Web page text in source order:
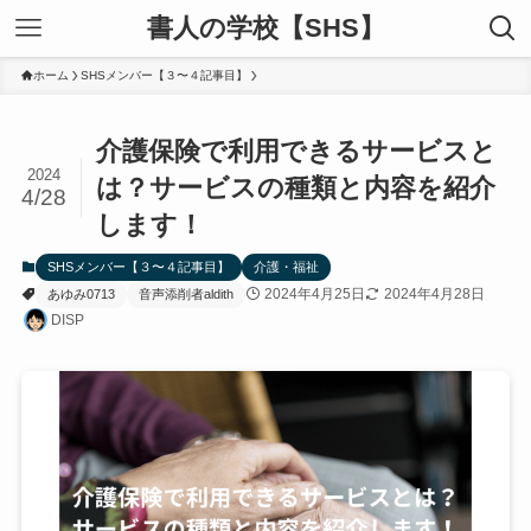
書人の学校【SHS】
ホーム SHSメンバー【３〜４記事目】
介護保険で利用できるサービスと
は？サービスの種類と内容を紹介
します！
2024
4/28
SHSメンバー【３〜４記事目】
介護・福祉
あゆみ0713
音声添削者aldith 2024年4月25日
2024年4月28日
DISP